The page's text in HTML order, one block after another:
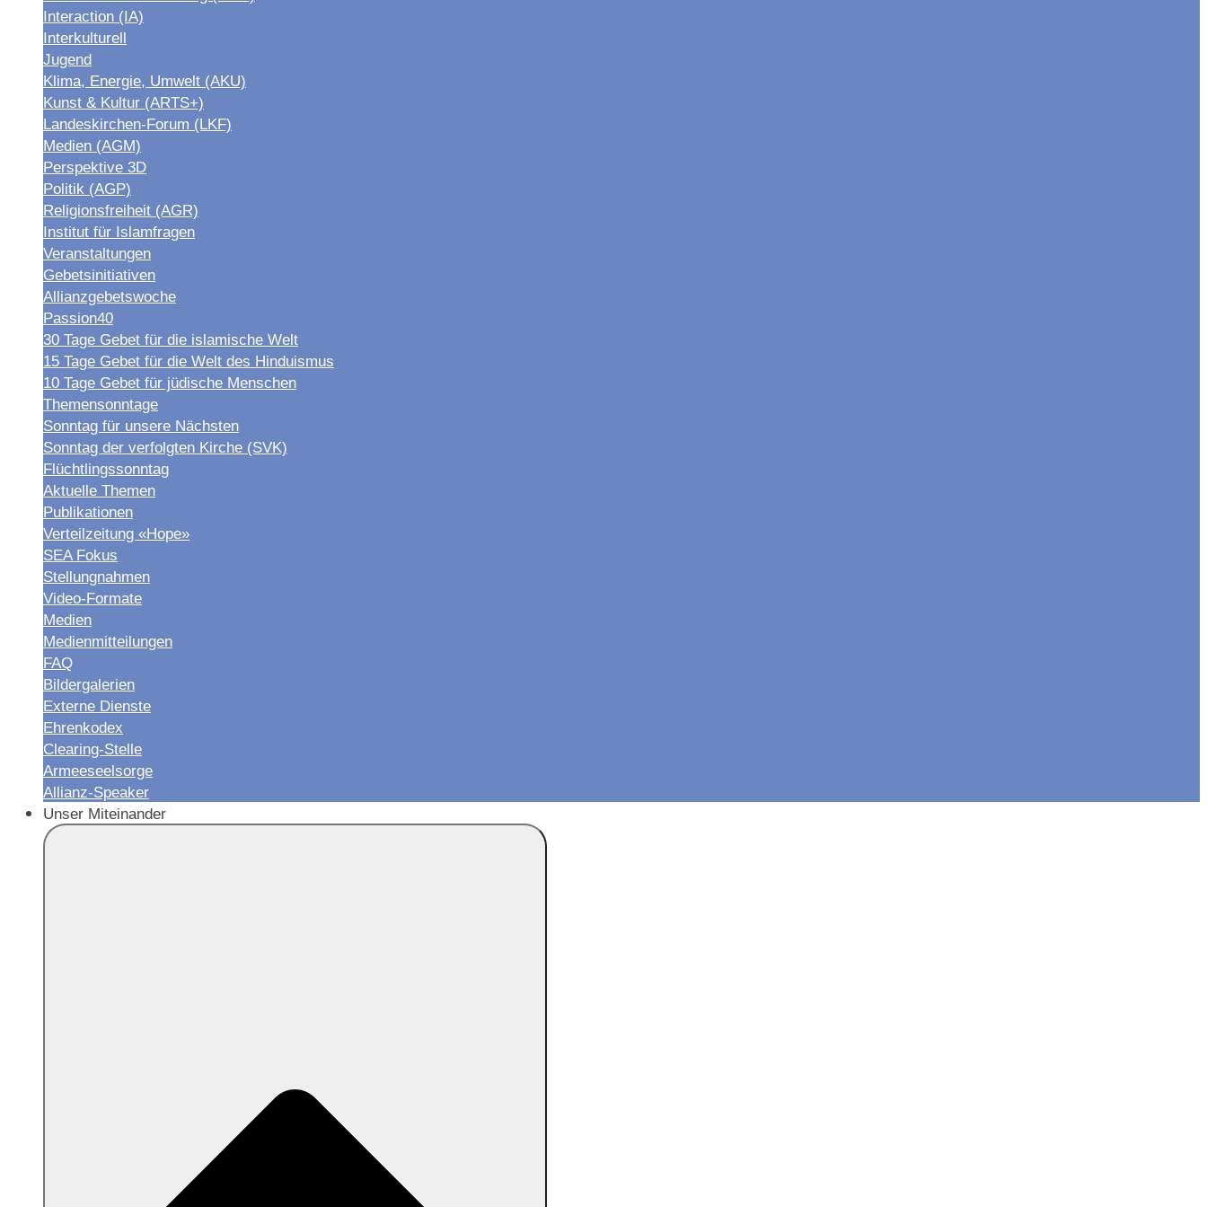
Interaction (IA)
Interkulturell
Jugend
Klima, Energie, Umwelt (AKU)
Kunst & Kultur (ARTS+)
Landeskirchen-Forum (LKF)
Medien (AGM)
Perspektive 3D
Politik (AGP)
Religionsfreiheit (AGR)
Institut für Islamfragen
Veranstaltungen
Gebetsinitiativen
Allianzgebetswoche
Passion40
30 Tage Gebet für die islamische Welt
15 Tage Gebet für die Welt des Hinduismus
10 Tage Gebet für jüdische Menschen
Themensonntage
Sonntag für unsere Nächsten
Sonntag der verfolgten Kirche (SVK)
Flüchtlingssonntag
Aktuelle Themen
Publikationen
Verteilzeitung «Hope»
SEA Fokus
Stellungnahmen
Video-Formate
Medien
Medienmitteilungen
FAQ
Bildergalerien
Externe Dienste
Ehrenkodex
Clearing-Stelle
Armeeseelsorge
Allianz-Speaker
Unser Miteinander